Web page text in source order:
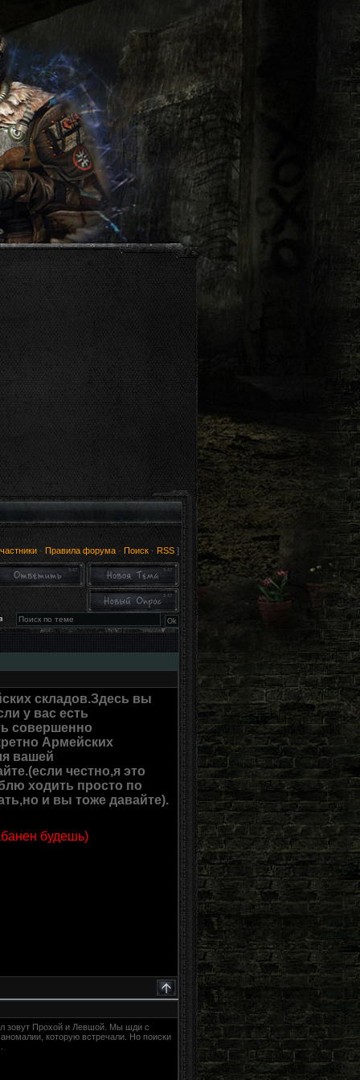
· Правила форума· Поиск· RSS]
складов.Здесь вы
у вас есть
совершенно
Армейских
вашей
честно,я это
ходить просто по
и вы тоже давайте).
будешь)
зовут Прохой и Левшой. Мы шди с
которую встречали. Но поиски